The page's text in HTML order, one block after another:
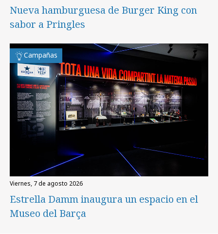
Nueva hamburguesa de Burger King con
sabor a Pringles
Campañas
viernes, 7 de agosto 2026
Estrella Damm inaugura un espacio en el
Museo del Barça